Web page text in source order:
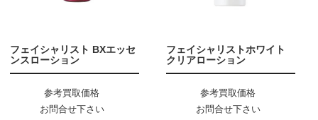
フェイシャリスト BXエッセ
ンスローション
参考買取価格
お問合せ下さい
フェイシャリストホワイト
クリアローション
参考買取価格
お問合せ下さい